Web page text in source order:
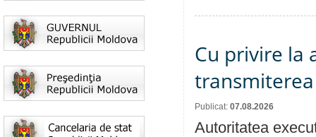
Cu privire la
Publicat: 07.08.2026
Autoritatea